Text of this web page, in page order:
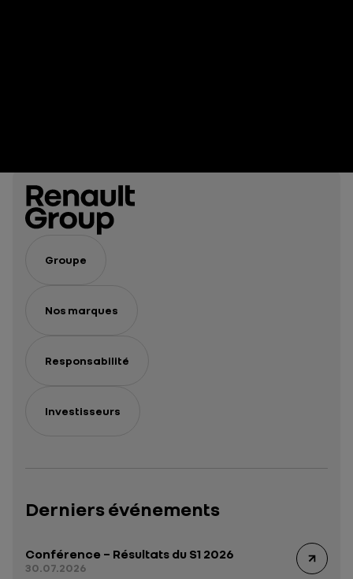
Groupe
Nos marques
Responsabilité
Investisseurs
Derniers événements
Conférence – Résultats du S1 2026
30.07.2026